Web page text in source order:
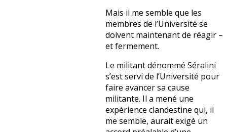
Mais il me semble que les
membres de l’Université se
doivent maintenant de réagir –
et fermement.
Le militant dénommé Séralini
s’est servi de l’Université pour
faire avancer sa cause
militante. Il a mené une
expérience clandestine qui, il
me semble, aurait exigé un